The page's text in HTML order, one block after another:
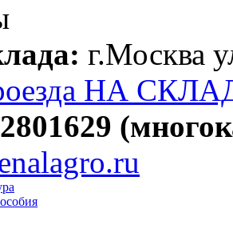
г.Москва
НА